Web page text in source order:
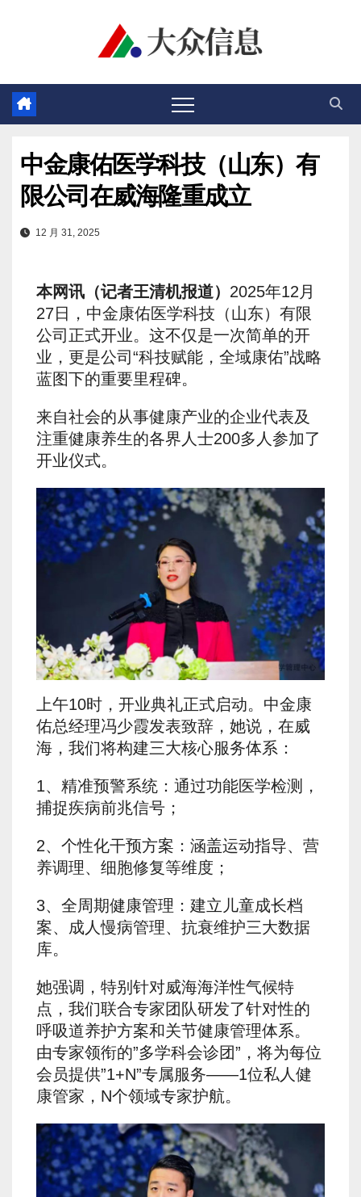
容
中金康佑医学科技（山东）有
限公司在威海隆重成立
12 月 31, 2025
本网讯（记者王清机报道） 2025年12月
27日，中金康佑医学科技（山东）有限
公司正式开业。这不仅是一次简单的开
业，更是公司“科技赋能，全域康佑”战略
蓝图下的重要里程碑。
来自社会的从事健康产业的企业代表及
注重健康养生的各界人士200多人参加了
开业仪式。
上午10时，开业典礼正式启动。中金康
佑总经理冯少霞发表致辞，她说，在威
海，我们将构建三大核心服务体系：
1、精准预警系统：通过功能医学检测，
捕捉疾病前兆信号；
2、个性化干预方案：涵盖运动指导、营
养调理、细胞修复等维度；
3、全周期健康管理：建立儿童成长档
案、成人慢病管理、抗衰维护三大数据
库。
她强调，特别针对威海海洋性气候特
点，我们联合专家团队研发了针对性的
呼吸道养护方案和关节健康管理体系。
由专家领衔的”多学科会诊团”，将为每位
会员提供”1+N”专属服务——1位私人健
康管家，N个领域专家护航。